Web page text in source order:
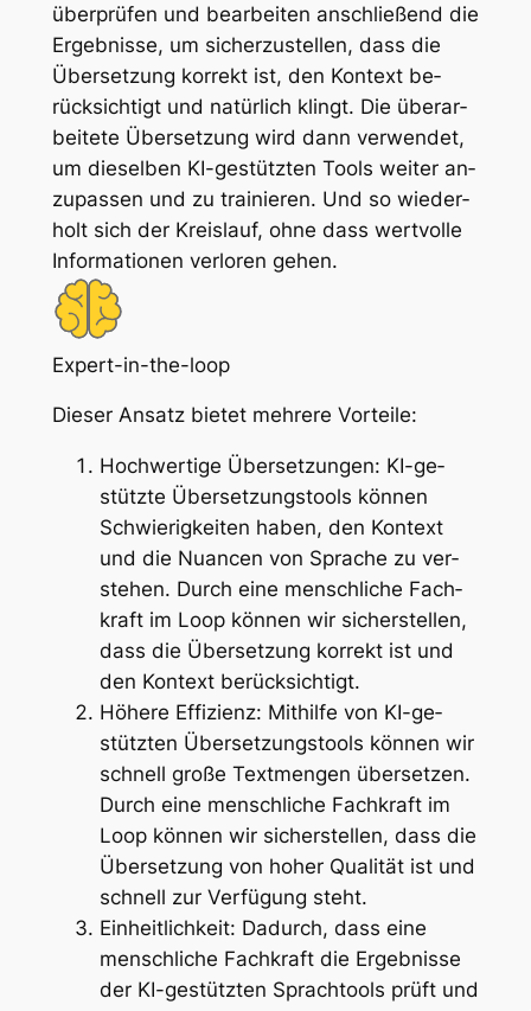
über­prü­fen und be­ar­bei­ten an­schlie­ßend die
Er­geb­nis­se, um si­cher­zu­stel­len, dass die
Über­set­zung kor­rekt ist, den Kon­text be­
rück­sich­tigt und na­tür­lich klingt. Die über­ar­
bei­te­te Über­set­zung wird dann ver­wen­det,
um die­sel­ben KI-ge­stütz­ten Tools wei­ter an­
zu­pas­sen und zu trai­nie­ren. Und so wie­der­
holt sich der Kreis­lauf, oh­ne dass wert­vol­le
In­for­ma­tio­nen ver­lo­ren ge­hen.
Expert-in-the-loop
Die­ser An­satz bie­tet meh­re­re Vor­tei­le:
Hoch­wer­ti­ge Über­set­zun­gen: KI-ge­
stütz­te Über­set­zungs­tools kön­nen
Schwie­rig­kei­ten ha­ben, den Kon­text
und die Nu­an­cen von Spra­che zu ver­
ste­hen. Durch ei­ne mensch­li­che Fach­
kraft im Loop kön­nen wir si­cher­stel­len,
dass die Über­set­zung kor­rekt ist und
den Kon­text be­rück­sich­tigt.
Hö­he­re Ef­fi­zi­enz: Mit­hil­fe von KI-ge­
stütz­ten Über­set­zungs­tools kön­nen wir
schnell gro­ße Text­men­gen über­set­zen.
Durch ei­ne mensch­li­che Fach­kraft im
Loop kön­nen wir si­cher­stel­len, dass die
Über­set­zung von ho­her Qua­li­tät ist und
schnell zur Ver­fü­gung steht.
Ein­heit­lich­keit: Da­durch, dass ei­ne
mensch­li­che Fach­kraft die Er­geb­nis­se
der KI-ge­stütz­ten Sprach­t­ools prüft und